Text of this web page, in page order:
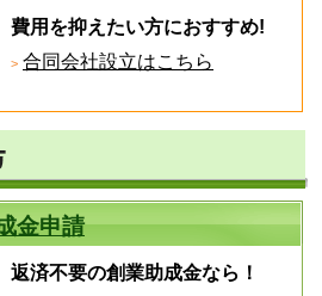
費用を抑えたい方におすすめ!
合同会社設立はこちら
金申請
返済不要の創業助成金なら！